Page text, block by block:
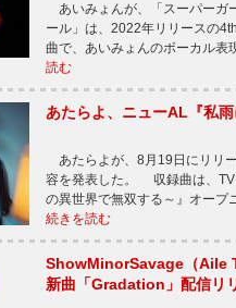
あいみょんが、「スーパーガ
ール」は、2022年リリースの
曲で、あいみょんのボーカル
読む
あたらよ、ニューAL『私
あたらよが、8月19日にリリ
容を発表した。 収録曲は、TV
の異世界で無双する～』オー
続きを読む
ShowMinorSavage（Aile
新曲「Gradation」配信リ